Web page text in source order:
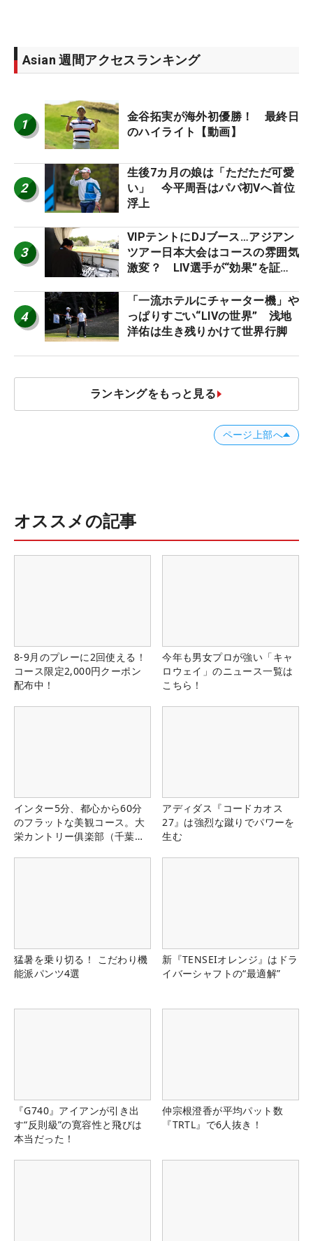
Asian 週間アクセスランキング
1
金谷拓実が海外初優勝！ 最終日
のハイライト【動画】
2
生後7カ月の娘は「ただただ可愛
い」 今平周吾はパパ初Vへ首位
浮上
3
VIPテントにDJブース…アジアン
ツアー日本大会はコースの雰囲気
激変？ LIV選手が“効果”を証言
4
「一流ホテルにチャーター機」や
っぱりすごい“LIVの世界” 浅地
洋佑は生き残りかけて世界行脚
ランキングをもっと見る
ページ上部へ
オススメの記事
8-9月のプレーに2回使える！
コース限定2,000円クーポン
配布中！
今年も男女プロが強い「キャ
ロウェイ」のニュース一覧は
こちら！
インター5分、都心から60分
のフラットな美観コース。大
栄カントリー俱楽部（千葉
アディダス『コードカオス
27』は強烈な蹴りでパワーを
生む
猛暑を乗り切る！ こだわり機
能派パンツ4選
新『TENSEIオレンジ』はドラ
イバーシャフトの“最適解”
『G740』アイアンが引き出
す“反則級”の寛容性と飛びは
本当だった！
仲宗根澄香が平均パット数
『TRTL』で6人抜き！